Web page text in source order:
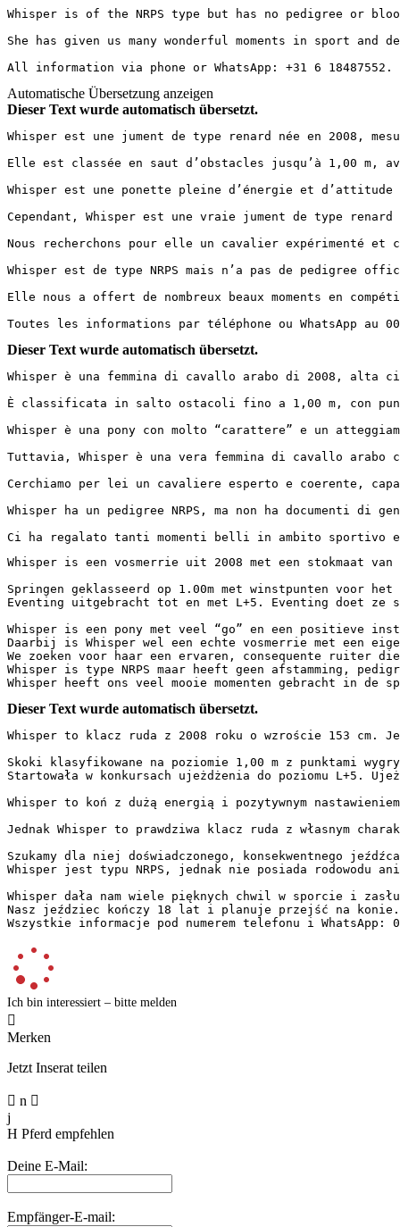
Whisper is of the NRPS type but has no pedigree or
She has given us many wonderful moments in sport
All information via phone or WhatsApp: +31 6 18487552.
Automatische Übersetzung anzeigen
Dieser Text wurde automatisch übersetzt.
Whisper est une jument de type renard née en 2008,
Elle est classée en saut d’obstacles jusqu’à 1,00 m,
Whisper est une ponette pleine d’énergie et
Cependant, Whisper est une vraie jument de type
Nous recherchons pour elle un cavalier expérimenté
Whisper est de type NRPS mais n’a pas de pedigree
Elle nous a offert de nombreux beaux moments en
Toutes les informations par téléphone ou WhatsApp au
Dieser Text wurde automatisch übersetzt.
Whisper è una femmina di cavallo arabo di 2008,
È classificata in salto ostacoli fino a 1,00 m, con
Whisper è una pony con molto “carattere” e un
Tuttavia, Whisper è una vera femmina di cavallo
Cerchiamo per lei un cavaliere esperto e coerente,
Whisper ha un pedigree NRPS, ma non ha documenti di
Ci ha regalato tanti momenti belli in ambito sportivo e
Whisper is een vosmerrie uit 2008 met een stokmaat
Springen geklasseerd op 1.00m met winstpunten voor
Eventing uitgebracht tot en met L+5. Eventing doet ze
Whisper is een pony met veel “go” en een positieve
Daarbij is Whisper wel een echte vosmerrie met
We zoeken voor haar een ervaren, consequente ruiter
Whisper is type NRPS maar heeft geen afstamming,
Whisper heeft ons veel mooie momenten gebracht in
Dieser Text wurde automatisch übersetzt.
Whisper to klacz ruda z 2008 roku o wzroście 153 cm.
Skoki klasyfikowane na poziomie 1,00 m z punktami
Startowała w konkursach ujeżdżenia do poziomu L+5.
Whisper to koń z dużą energią i pozytywnym
Jednak Whisper to prawdziwa klacz ruda z własnym
Szukamy dla niej doświadczonego, konsekwentnego
Whisper jest typu NRPS, jednak nie posiada rodowodu
Whisper dała nam wiele pięknych chwil w sporcie i
Nasz jeździec kończy 18 lat i planuje przejść na
Wszystkie informacje pod numerem telefonu i WhatsApp:
Ich bin interessiert – bitte melden

Merken
Jetzt Inserat teilen
 n 
j
H Pferd empfehlen
Deine E-Mail:
Empfänger-E-mail: